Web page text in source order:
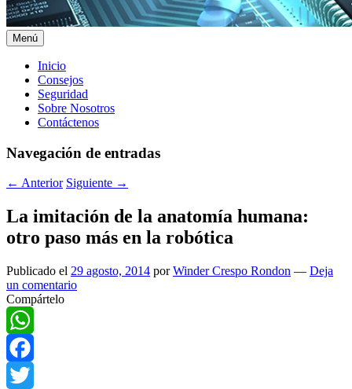
Menú
Menú
principal
Inicio
Consejos
Seguridad
Sobre Nosotros
Contáctenos
Navegación de entradas
← Anterior Siguiente →
La imitación de la anatomía humana:
otro paso más en la robótica
Publicado el 29 agosto, 2014 porWinder Crespo Rondon — Deja
un comentario
Compártelo
WhatsApp
Facebook